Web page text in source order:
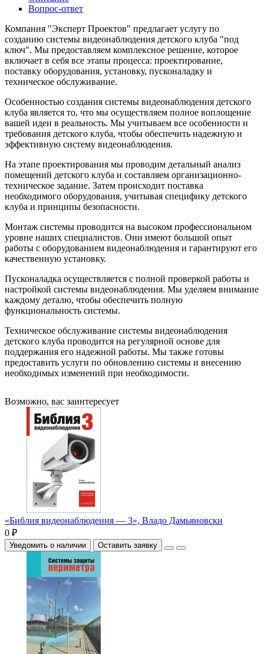
Вопрос-ответ
Компания "Эксперт Проектов" предлагает услугу по
созданию системы видеонаблюдения детского клуба "под
ключ". Мы предоставляем комплексное решение, которое
включает в себя все этапы процесса: проектирование,
поставку оборудования, установку, пусконаладку и
техническое обслуживание.
Особенностью создания системы видеонаблюдения детского
клуба является то, что мы осуществляем полное воплощение
вашей идеи в реальность. Мы учитываем все особенности и
требования детского клуба, чтобы обеспечить надежную и
эффективную систему видеонаблюдения.
На этапе проектирования мы проводим детальный анализ
помещений детского клуба и составляем организационно-
техническое задание. Затем происходит поставка
необходимого оборудования, учитывая специфику детского
клуба и принципы безопасности.
Монтаж системы проводится на высоком профессиональном
уровне наших специалистов. Они имеют большой опыт
работы с оборудованием видеонаблюдения и гарантируют его
качественную установку.
Пусконаладка осуществляется с полной проверкой работы и
настройкой системы видеонаблюдения. Мы уделяем внимание
каждому деталю, чтобы обеспечить полную
функциональность системы.
Техническое обслуживание системы видеонаблюдения
детского клуба проводится на регулярной основе для
поддержания его надежной работы. Мы также готовы
предоставить услуги по обновлению системы и внесению
необходимых изменений при необходимости.
Возможно, вас заинтересует
«Библия видеонаблюдения — 3», Владо Дамьяновски
0 ₽
Уведомить о наличии Оставить заявку